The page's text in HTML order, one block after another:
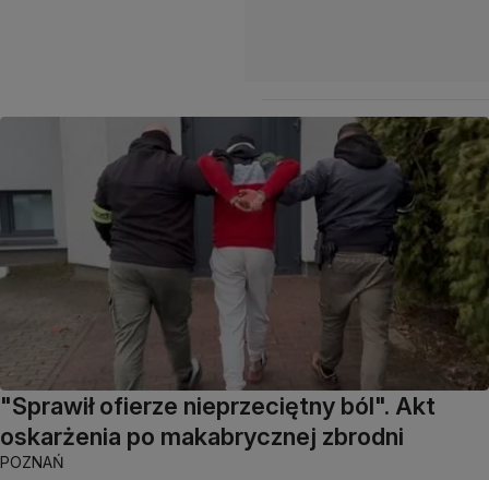
"Sprawił ofierze nieprzeciętny ból". Akt
oskarżenia po makabrycznej zbrodni
POZNAŃ